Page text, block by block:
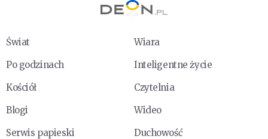
Świat
Wiara
Po godzinach
Inteligentne życie
Kościół
Czytelnia
Blogi
Wideo
Serwis papieski
Duchowość